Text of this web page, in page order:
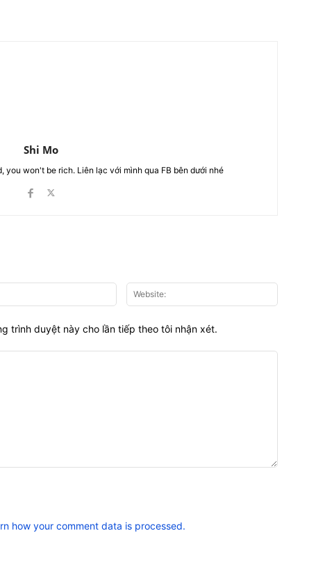
Shi Mo
you won't be rich. Liên lạc với mình qua FB bên dưới nhé
Email:*
trình duyệt này cho lần tiếp theo tôi nhận xét.
how your comment data is processed.